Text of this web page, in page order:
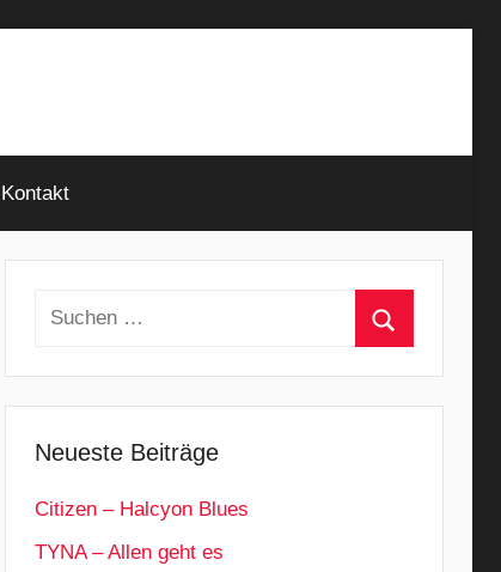
Kontakt
Suchen
Neueste Beiträge
Citizen – Halcyon Blues
TYNA – Allen geht es